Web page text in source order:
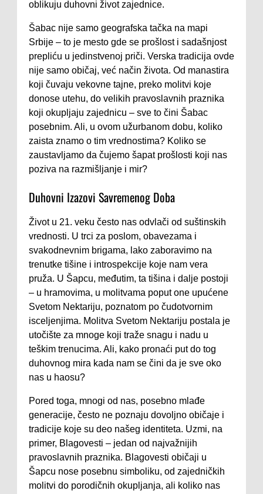
oblikuju duhovni život zajednice.
Šabac nije samo geografska tačka na mapi
Srbije – to je mesto gde se prošlost i sadašnjost
prepliću u jedinstvenoj priči. Verska tradicija ovde
nije samo običaj, već način života. Od manastira
koji čuvaju vekovne tajne, preko molitvi koje
donose utehu, do velikih pravoslavnih praznika
koji okupljaju zajednicu – sve to čini Šabac
posebnim. Ali, u ovom užurbanom dobu, koliko
zaista znamo o tim vrednostima? Koliko se
zaustavljamo da čujemo šapat prošlosti koji nas
poziva na razmišljanje i mir?
Duhovni Izazovi Savremenog Doba
Život u 21. veku često nas odvlači od suštinskih
vrednosti. U trci za poslom, obavezama i
svakodnevnim brigama, lako zaboravimo na
trenutke tišine i introspekcije koje nam vera
pruža. U Šapcu, međutim, ta tišina i dalje postoji
– u hramovima, u molitvama poput one upućene
Svetom Nektariju, poznatom po čudotvornim
isceljenjima. Molitva Svetom Nektariju postala je
utočište za mnoge koji traže snagu i nadu u
teškim trenucima. Ali, kako pronaći put do tog
duhovnog mira kada nam se čini da je sve oko
nas u haosu?
Pored toga, mnogi od nas, posebno mlađe
generacije, često ne poznaju dovoljno običaje i
tradicije koje su deo našeg identiteta. Uzmi, na
primer, Blagovesti – jedan od najvažnijih
pravoslavnih praznika. Blagovesti običaji u
Šapcu nose posebnu simboliku, od zajedničkih
molitvi do porodičnih okupljanja, ali koliko nas